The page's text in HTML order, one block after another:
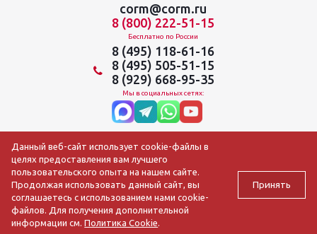
corm@corm.ru
8 (800) 222-51-15
Бесплатно по России
8 (495) 118-61-16
8 (495) 505-51-15
8 (929) 668-95-35
Мы в социальных сетях:
2009-2026 © АО ЦОРМ «Торгтехника»
Данный веб-сайт использует cookie-файлы в
целях предоставления вам лучшего
пользовательского опыта на нашем сайте.
Продолжая использовать данный сайт, вы
соглашаетесь с использованием нами cookie-
файлов. Для получения дополнительной
информации см.Политика Cookie.
Принять